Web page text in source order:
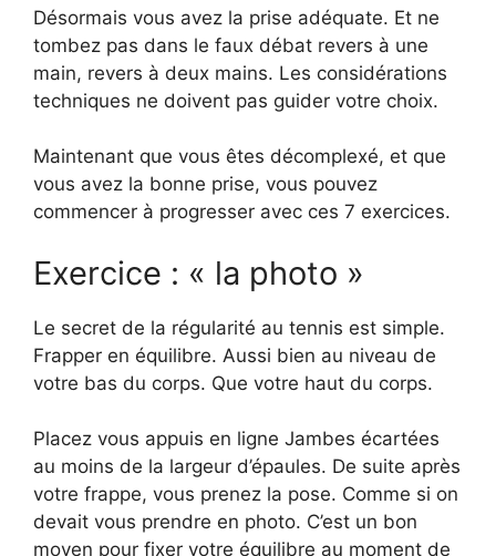
Désormais vous avez la prise adéquate. Et ne
tombez pas dans le faux débat revers à une
main, revers à deux mains. Les considérations
techniques ne doivent pas guider votre choix.
Maintenant que vous êtes décomplexé, et que
vous avez la bonne prise, vous pouvez
commencer à progresser avec ces 7 exercices.
Exercice : « la photo »
Le secret de la régularité au tennis est simple.
Frapper en équilibre. Aussi bien au niveau de
votre bas du corps. Que votre haut du corps.
Placez vous appuis en ligne Jambes écartées
au moins de la largeur d’épaules. De suite après
votre frappe, vous prenez la pose. Comme si on
devait vous prendre en photo. C’est un bon
moyen pour fixer votre équilibre au moment de